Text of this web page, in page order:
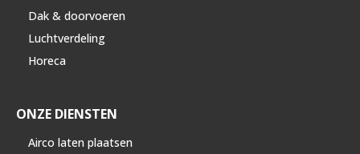
Dak & doorvoeren
Luchtverdeling
Horeca
ONZE DIENSTEN
Airco laten plaatsen